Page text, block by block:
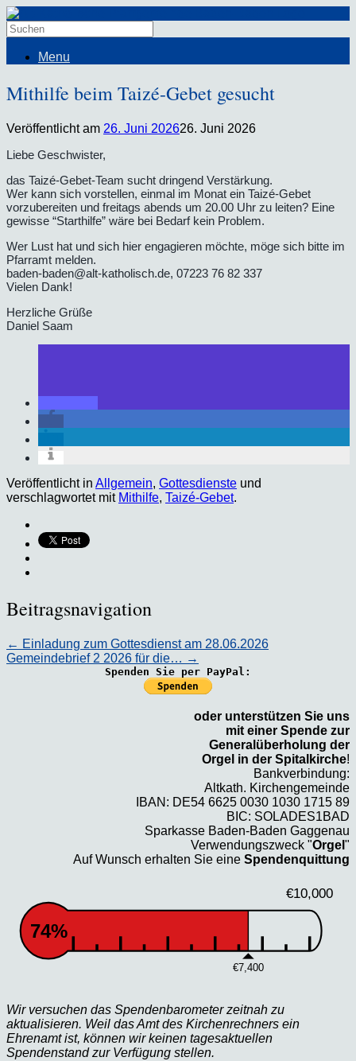
Menu
Mithilfe beim Taizé-Gebet gesucht
Veröffentlicht am 26. Juni 202626. Juni 2026
Liebe Geschwister,
das Taizé-Gebet-Team sucht dringend Verstärkung.
Wer kann sich vorstellen, einmal im Monat ein Taizé-Gebet
vorzubereiten und freitags abends um 20.00 Uhr zu leiten? Eine
gewisse “Starthilfe” wäre bei Bedarf kein Problem.
Wer Lust hat und sich hier engagieren möchte, möge sich bitte im
Pfarramt melden.
baden-baden@alt-katholisch.de, 07223 76 82 337
Vielen Dank!
Herzliche Grüße
Daniel Saam
Veröffentlicht in Allgemein, Gottesdienste und
verschlagwortet mit Mithilfe, Taizé-Gebet.
Beitragsnavigation
← Einladung zum Gottesdienst am 28.06.2026
Gemeindebrief 2 2026 für die… →
Spenden Sie per PayPal:
oder unterstützen Sie uns
mit einer Spende zur
Generalüberholung der
Orgel in der Spitalkirche!
Bankverbindung:
Altkath. Kirchengemeinde
IBAN: DE54 6625 0030 1030 1715 89
BIC: SOLADES1BAD
Sparkasse Baden-Baden Gaggenau
Verwendungszweck "Orgel "
Auf Wunsch erhalten Sie eine Spendenquittung
€10,000
€7,400
74%
Wir versuchen das Spendenbarometer zeitnah zu
aktualisieren. Weil das Amt des Kirchenrechners ein
Ehrenamt ist, können wir keinen tagesaktuellen
Spendenstand zur Verfügung stellen.